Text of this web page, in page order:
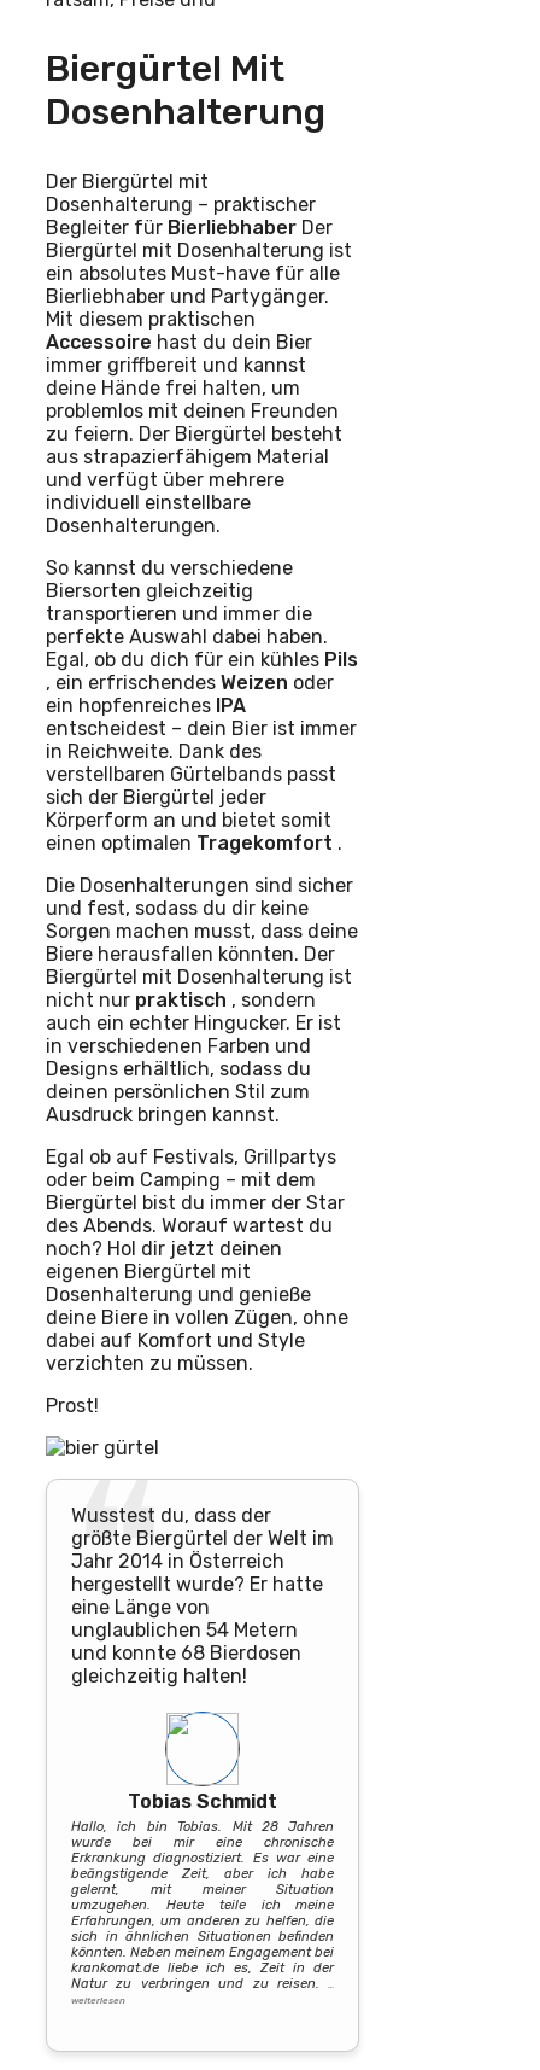
Biergürtel Mit
Dosenhalterung
Der Biergürtel mit
Dosenhalterung – praktischer
Begleiter für Bierliebhaber Der
Biergürtel mit Dosenhalterung ist
ein absolutes Must-have für alle
Bierliebhaber und Partygänger.
Mit diesem praktischen
Accessoire hast du dein Bier
immer griffbereit und kannst
deine Hände frei halten, um
problemlos mit deinen Freunden
zu feiern. Der Biergürtel besteht
aus strapazierfähigem Material
und verfügt über mehrere
individuell einstellbare
Dosenhalterungen.
So kannst du verschiedene
Biersorten gleichzeitig
transportieren und immer die
perfekte Auswahl dabei haben.
Egal, ob du dich für ein kühles Pils
, ein erfrischendes Weizen oder
ein hopfenreiches IPA
entscheidest – dein Bier ist immer
in Reichweite. Dank des
verstellbaren Gürtelbands passt
sich der Biergürtel jeder
Körperform an und bietet somit
einen optimalen Tragekomfort .
Die Dosenhalterungen sind sicher
und fest, sodass du dir keine
Sorgen machen musst, dass deine
Biere herausfallen könnten. Der
Biergürtel mit Dosenhalterung ist
nicht nur praktisch , sondern
auch ein echter Hingucker. Er ist
in verschiedenen Farben und
Designs erhältlich, sodass du
deinen persönlichen Stil zum
Ausdruck bringen kannst.
Egal ob auf Festivals, Grillpartys
oder beim Camping – mit dem
Biergürtel bist du immer der Star
des Abends. Worauf wartest du
noch? Hol dir jetzt deinen
eigenen Biergürtel mit
Dosenhalterung und genieße
deine Biere in vollen Zügen, ohne
dabei auf Komfort und Style
verzichten zu müssen.
Prost!
Wusstest du, dass der
größte Biergürtel der Welt im
Jahr 2014 in Österreich
hergestellt wurde? Er hatte
eine Länge von
unglaublichen 54 Metern
und konnte 68 Bierdosen
gleichzeitig halten!
Tobias Schmidt
Hallo, ich bin Tobias. Mit 28 Jahren
wurde bei mir eine chronische
Erkrankung diagnostiziert. Es war eine
beängstigende Zeit, aber ich habe
gelernt, mit meiner Situation
umzugehen. Heute teile ich meine
Erfahrungen, um anderen zu helfen, die
sich in ähnlichen Situationen befinden
könnten. Neben meinem Engagement bei
krankomat.de liebe ich es, Zeit in der
Natur zu verbringen und zu reisen.…
weiterlesen